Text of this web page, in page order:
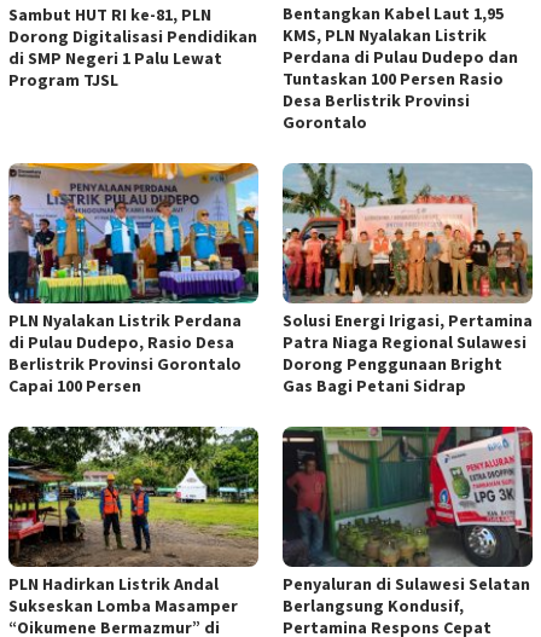
Sambut HUT RI ke-81, PLN
Dorong Digitalisasi Pendidikan
di SMP Negeri 1 Palu Lewat
Program TJSL
Bentangkan Kabel Laut 1,95
KMS, PLN Nyalakan Listrik
Perdana di Pulau Dudepo dan
Tuntaskan 100 Persen Rasio
Desa Berlistrik Provinsi
Gorontalo
PLN Nyalakan Listrik Perdana
di Pulau Dudepo, Rasio Desa
Berlistrik Provinsi Gorontalo
Capai 100 Persen
Solusi Energi Irigasi, Pertamina
Patra Niaga Regional Sulawesi
Dorong Penggunaan Bright
Gas Bagi Petani Sidrap
PLN Hadirkan Listrik Andal
Sukseskan Lomba Masamper
“Oikumene Bermazmur” di
Penyaluran di Sulawesi Selatan
Berlangsung Kondusif,
Pertamina Respons Cepat